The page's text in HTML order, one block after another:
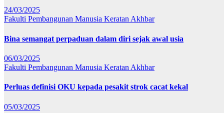
24/03/2025
Fakulti Pembangunan Manusia Keratan Akhbar
Bina semangat perpaduan dalam diri sejak awal usia
06/03/2025
Fakulti Pembangunan Manusia Keratan Akhbar
Perluas definisi OKU kepada pesakit strok cacat kekal
05/03/2025